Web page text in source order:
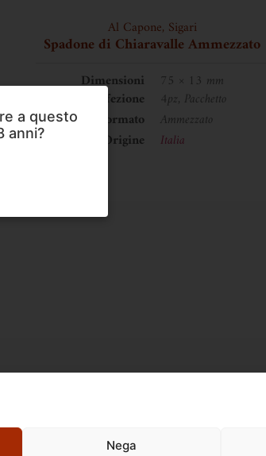
Nega
Al Capone, Sigari
Spadone di Chiaravalle Ammezzato
Dimensioni
75 × 13 mm
Confezione
4pz, Pacchetto
Formato
Ammezzato
Origine
Italia
a questo
anni?